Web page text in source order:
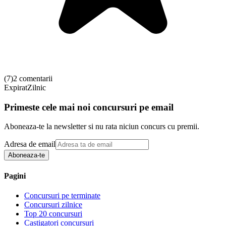
(7)2 comentarii
ExpiratZilnic
Primeste cele mai noi concursuri pe email
Aboneaza-te la newsletter si nu rata niciun concurs cu premii.
Adresa de email
Aboneaza-te
Pagini
Concursuri pe terminate
Concursuri zilnice
Top 20 concursuri
Castigatori concursuri